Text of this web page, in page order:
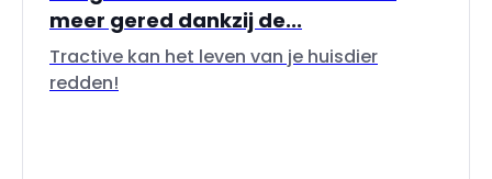
meer gered dankzij de...
Tractive kan het leven van je huisdier
redden!